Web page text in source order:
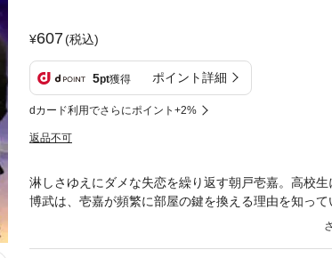
607(税込)
5pt獲得 ポイント詳細
dカード利用でさらにポイント+2%
返品不可
淋しさゆえにダメな失恋を繰り返す朝戸壱嘉。高校
博武は、壱嘉が頻繁に部屋の鍵を換える理由を知っ
た伊達男に新しい恋を見出そうとする壱嘉だが、そ